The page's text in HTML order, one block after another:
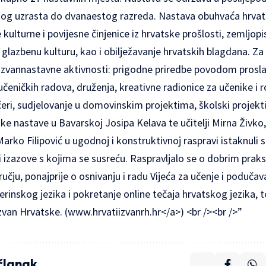
uzrasta do dvanaestog razreda. Nastava obuhvaća
i povijesne činjenice iz hrvatske prošlosti,
kulturu, kao i obilježavanje hrvatskih blagdana. Za
aktivnosti: prigodne priredbe povodom
radova, druženja, kreativne radionice za učenike i
sudjelovanje u domovinskim projektima, školski
nastave u Bavarskoj Josipa Kelava te učitelji Mirna
Filipović u ugodnoj i konstruktivnoj raspravi istaknuli
s kojima se susreću. Raspravljalo se o dobrim
ponajprije o osnivanju i radu Vijeća za učenje i
jezika i pokretanje online tečaja hrvatskog jezika,
Hrvatske. (www.hrvatiizvanrh.hr</a>) <br /><br />”